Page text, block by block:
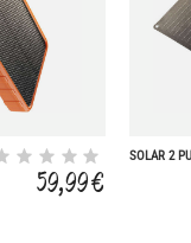
59,99 €
SOLAR 2